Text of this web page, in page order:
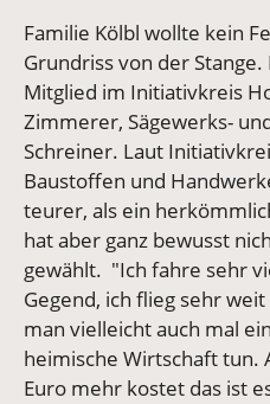
Familie Kölbl wollte kein
Grundriss von der
Mitglied im Initiativkreis
Zimmerer, Sägewerks-
Schreiner. Laut
Baustoffen und
teurer, als ein
hat aber ganz bewusst
gewählt. "Ich fahre sehr
Gegend, ich flieg sehr
man vielleicht auch mal
heimische Wirtschaft tun.
Euro mehr kostet das ist